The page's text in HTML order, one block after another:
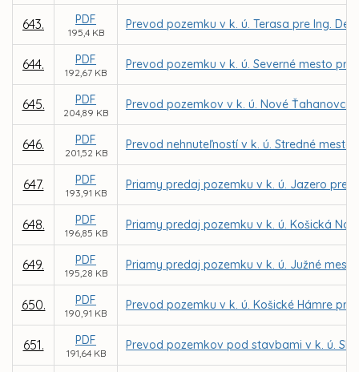
643. PDF
195,4 KB
Prevod pozemku v k. ú. Terasa pre Ing.
644. PDF
192,67 KB
Prevod pozemku v k. ú. Severné mesto
645. PDF
204,89 KB
Prevod pozemkov v k. ú. Nové
646. PDF
201,52 KB
Prevod nehnuteľností v k. ú. Stredné mesto
647. PDF
193,91 KB
Priamy predaj pozemku v k. ú. Jazero pre
648. PDF
196,85 KB
Priamy predaj pozemku v k. ú. Košická
649. PDF
195,28 KB
Priamy predaj pozemku v k. ú. Južné mesto
650. PDF
190,91 KB
Prevod pozemku v k. ú. Košické Hámre pre
651. PDF
191,64 KB
Prevod pozemkov pod stavbami v k. ú.